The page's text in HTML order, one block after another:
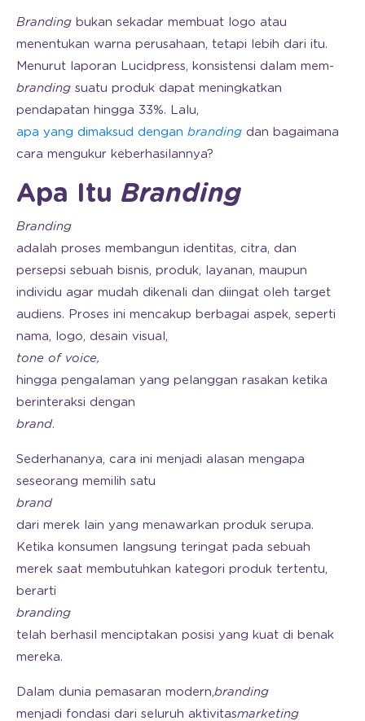
Branding bukan sekadar membuat logo atau
menentukan warna perusahaan, tetapi lebih dari itu.
Menurut laporan Lucidpress, konsistensi dalam mem-
branding suatu produk dapat meningkatkan
pendapatan hingga 33%. Lalu,
apa yang dimaksud dengan branding dan bagaimana
cara mengukur keberhasilannya?
Apa Itu Branding
Branding
adalah proses membangun identitas, citra, dan
persepsi sebuah bisnis, produk, layanan, maupun
individu agar mudah dikenali dan diingat oleh target
audiens. Proses ini mencakup berbagai aspek, seperti
nama, logo, desain visual,
tone of voice,
hingga pengalaman yang pelanggan rasakan ketika
berinteraksi dengan
brand.
Sederhananya, cara ini menjadi alasan mengapa
seseorang memilih satu
brand
dari merek lain yang menawarkan produk serupa.
Ketika konsumen langsung teringat pada sebuah
merek saat membutuhkan kategori produk tertentu,
berarti
branding
telah berhasil menciptakan posisi yang kuat di benak
mereka.
Dalam dunia pemasaran modern,branding
menjadi fondasi dari seluruh aktivitasmarketing